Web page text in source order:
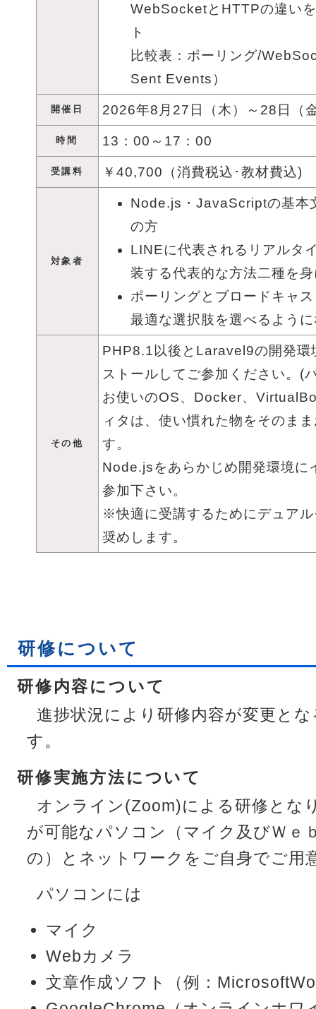
WebSocketとHTTPの違い
ト
比較表：ポーリング/
Sent Events）
開催日 2026年8月27日（木） ～ 28日（
時間 13：00～17：00
受講料 ￥40,700（消費税込･教材費込)
対象者
Node.js・JavaScriptの基本
の方
LINEに代表されるリアルタ
装する代表的な方法二種を
ポーリングとブロードキャ
最適な選択肢を選べるよう
その他
PHP8.1以後とLaravel9の開発環
ストールしてご参加ください。(
お使いのOS、Docker、
ィタは、使い慣れた物をそのま
す。
Node.jsをあらかじめ開発環境に
参加下さい。
※快適に受講するためにデュア
奨めします。
研修について
研修内容について
進捗状況により研修内容が変更と
す。
研修実施方法について
オンライン(Zoom)による研修とな
が可能なパソコン（マイク及びＷｅ
の）とネットワークをご自身でご用
パソコンには
マイク
Webカメラ
文章作成ソフト（例：